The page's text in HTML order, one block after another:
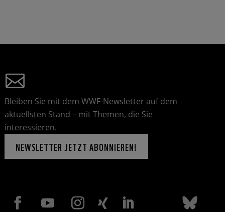
Bleiben Sie mit dem WWF-Newsletter auf dem
aktuellsten Stand – mit Themen, die Sie
interessieren.
NEWSLETTER JETZT ABONNIEREN!